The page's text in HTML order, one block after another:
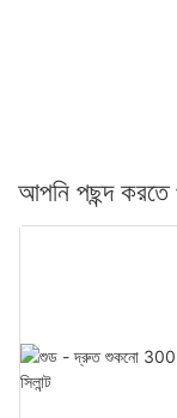
আপনি পছন্দ করতে